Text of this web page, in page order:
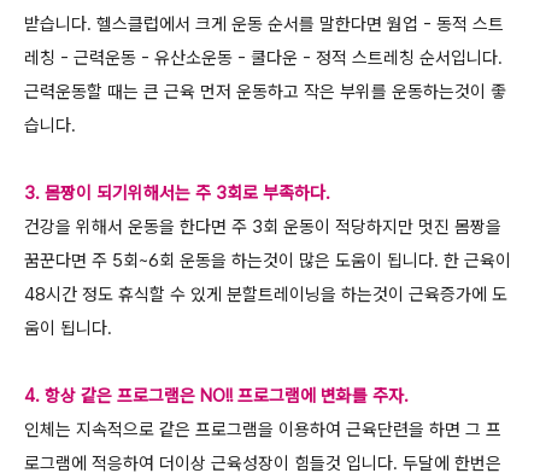
받습니다. 헬스클럽에서 크게 운동 순서를 말한다면 웜업 - 동적 스트
레칭 - 근력운동 - 유산소운동 - 쿨다운 - 정적 스트레칭 순서입니다.
근력운동할 때는 큰 근육 먼저 운동하고 작은 부위를 운동하는것이 좋
습니다.
3. 몸짱이 되기위해서는 주 3회로 부족하다.
건강을 위해서 운동을 한다면 주 3회 운동이 적당하지만 멋진 몸짱을
꿈꾼다면 주 5회~6회 운동을 하는것이 많은 도움이 됩니다. 한 근육이
48시간 정도 휴식할 수 있게 분할트레이닝을 하는것이 근육증가에 도
움이 됩니다.
4. 항상 같은 프로그램은 NO!! 프로그램에 변화를 주자.
인체는 지속적으로 같은 프로그램을 이용하여 근육단련을 하면 그 프
로그램에 적응하여 더이상 근육성장이 힘들것 입니다. 두달에 한번은